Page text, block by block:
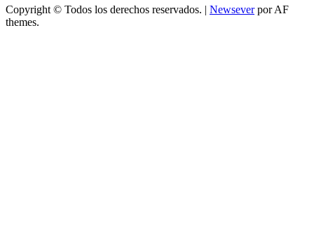
Copyright © Todos los derechos reservados. | Newseverpor AF
themes.